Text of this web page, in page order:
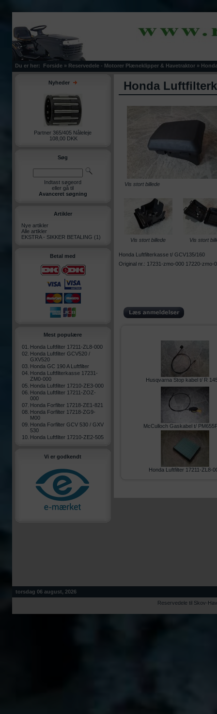
Du er her: Forside » Reservedele - Motorer Plæneklipper & Havetraktor »
Nyheder
Partner 365/405 Nåleleje
108,00 DKK
Søg
Indtast søgeord
eller gå til
Avanceret søgning
Artikler
Nye artikler
Alle artikler
EKSTRA - SIKKER BETALING (1)
Betal med
Mest populære
01.
Honda Luftfilter 17211-ZL8-000
02. Honda Luftfilter GCV520 /
GXV520
03. Honda GC 190 A Luftfilter
04. Honda Luftfilterkasse 17231-
ZM0-000
05. Honda Luftfilter 17210-ZE3-000
06. Honda Luftfilter 17211-ZOZ-
000
07. Honda Forfilter 17218-ZE1-821
08. Honda Forfilter 17218-ZG9-
M00
09. Honda Forfilter GCV 530 / GXV
530
10. Honda Luftfilter 17210-ZE2-505
Vi er godkendt
Honda
Vis stort billede
Vis stort billede Vis stort
Honda Luftfilterkasse t/ GCV135/160
Original nr.: 17231-zmo-000 17220-zmo-
Husqvarna Stop kabel t/ R
McCulloch Gaskabel t/
Honda Luftfilter 17211-ZL8-
torsdag 06 august, 2026
Reservedele til Skov-